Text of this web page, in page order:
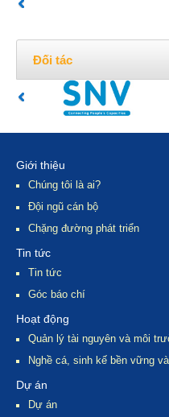
Đối tác
Giới thiệu
Chúng tôi là ai?
Đội ngũ cán bộ
Chặng đường phát triển
Tin tức
Tin tức
Góc báo chí
Hoạt động
Quản lý tài nguyên và môi
Nghề cá, sinh kế bền vững
Dự án
Dự án